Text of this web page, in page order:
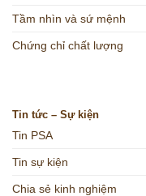
Tầm nhìn và sứ mệnh
Chứng chỉ chất lượng
Tin tức – Sự kiện
Tin PSA
Tin sự kiện
Chia sẻ kinh nghiệm